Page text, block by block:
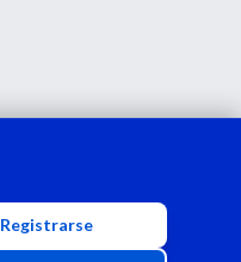
Registrarse